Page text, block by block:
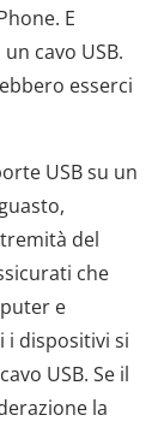
E
cavo USB.
esserci
USB su un
del
che
e
i dispositivi si
USB. Se il
la